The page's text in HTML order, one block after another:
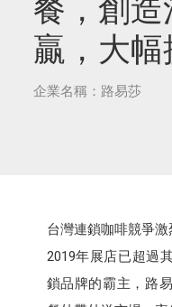
餐，創
贏，大
企業名稱：路易莎
台灣連鎖咖啡競爭
2019年展店已超過
鎖品牌的霸主，路